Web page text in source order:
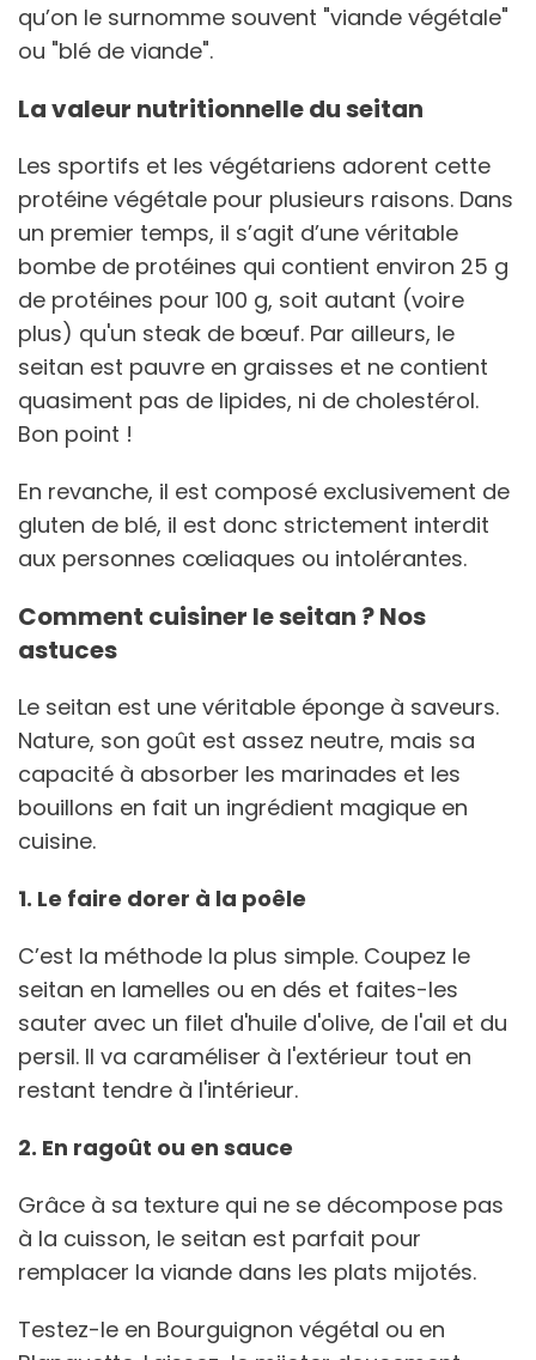
qu’on le surnomme souvent "viande végétale"
ou "blé de viande".
La valeur nutritionnelle du seitan
Les sportifs et les végétariens adorent cette
protéine végétale pour plusieurs raisons. Dans
un premier temps, il s’agit d’une véritable
bombe de protéines qui contient environ 25 g
de protéines pour 100 g, soit autant (voire
plus) qu'un steak de bœuf. Par ailleurs, le
seitan est pauvre en graisses et ne contient
quasiment pas de lipides, ni de cholestérol.
Bon point !
En revanche, il est composé exclusivement de
gluten de blé, il est donc strictement interdit
aux personnes cœliaques ou intolérantes.
Comment cuisiner le seitan ? Nos
astuces
Le seitan est une véritable éponge à saveurs.
Nature, son goût est assez neutre, mais sa
capacité à absorber les marinades et les
bouillons en fait un ingrédient magique en
cuisine.
1. Le faire dorer à la poêle
C’est la méthode la plus simple. Coupez le
seitan en lamelles ou en dés et faites-les
sauter avec un filet d'huile d'olive, de l'ail et du
persil. Il va caraméliser à l'extérieur tout en
restant tendre à l'intérieur.
2. En ragoût ou en sauce
Grâce à sa texture qui ne se décompose pas
à la cuisson, le seitan est parfait pour
remplacer la viande dans les plats mijotés.
Testez-le en Bourguignon végétal ou en